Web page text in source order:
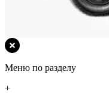
Меню по разделу
+